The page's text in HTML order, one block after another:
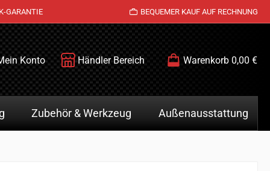
GARANTIE BEQUEMER KAUF AUF RECHNUNG
Konto Händler Bereich Warenkorb 0,00 €
Zubehör & Werkzeug Außenausstattung